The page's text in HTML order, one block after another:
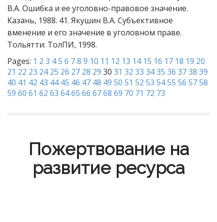
В.А. Ошибка и ее уголовно-правовое значение.
Казань, 1988. 41. Якушин В.А. Субъективное
вменение и его значение в уголовном праве.
Тольятти: ТолПИ, 1998.
Pages: 1 2 3 45 6 78 9 10 11 12 13 14 15 16 17 18 19 20
21 22 23 24 25 26 27 28 29 30 31 32 33 3435 36 3738 39
40 41 42 43 44 45 46 47 48 49 50 51 52 53 5455 56 5758
59 60 61 62 63 6465 66 6768 69 70 71 72 73
Пожертвование на
развитие ресурса